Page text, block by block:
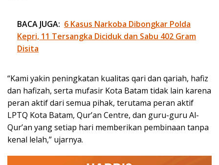
BACA JUGA: 6 Kasus Narkoba Dibongkar Polda
Kepri, 11 Tersangka Diciduk dan Sabu 402 Gram
Disita
“Kami yakin peningkatan kualitas qari dan qariah, hafiz
dan hafizah, serta mufasir Kota Batam tidak lain karena
peran aktif dari semua pihak, terutama peran aktif
LPTQ Kota Batam, Qur’an Centre, dan guru-guru Al-
Qur’an yang setiap hari memberikan pembinaan tanpa
kenal lelah,” ujarnya.